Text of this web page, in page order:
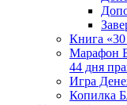
Книга «30
Марафон
44 дня
Игра
Копилка